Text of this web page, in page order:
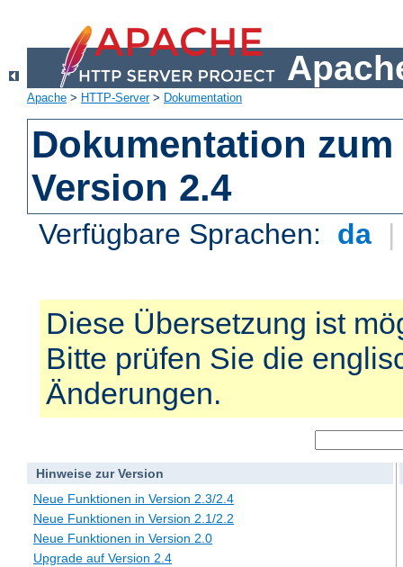
Apache > HTTP-Server> Dokumentation
Dokumentation zum
Version 2.4
Verfügbare Sprachen: da |
Diese Übersetzung ist
Bitte prüfen Sie die
Änderungen.
Hinweise zur Version
Neue Funktionen in Version 2.3/2.4
Neue Funktionen in Version 2.1/2.2
Neue Funktionen in Version 2.0
Upgrade auf Version 2.4